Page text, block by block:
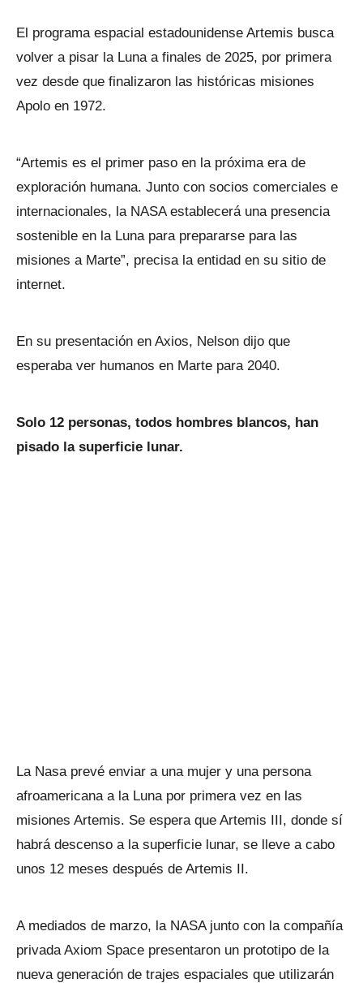
El programa espacial estadounidense Artemis busca
volver a pisar la Luna a finales de 2025, por primera
vez desde que finalizaron las históricas misiones
Apolo en 1972.
“Artemis es el primer paso en la próxima era de
exploración humana. Junto con socios comerciales e
internacionales, la NASA establecerá una presencia
sostenible en la Luna para prepararse para las
misiones a Marte”, precisa la entidad en su sitio de
internet.
En su presentación en Axios, Nelson dijo que
esperaba ver humanos en Marte para 2040.
Solo 12 personas, todos hombres blancos, han
pisado la superficie lunar.
La Nasa prevé enviar a una mujer y una persona
afroamericana a la Luna por primera vez en las
misiones Artemis. Se espera que Artemis III, donde sí
habrá descenso a la superficie lunar, se lleve a cabo
unos 12 meses después de Artemis II.
A mediados de marzo, la NASA junto con la compañía
privada Axiom Space presentaron un prototipo de la
nueva generación de trajes espaciales que utilizarán